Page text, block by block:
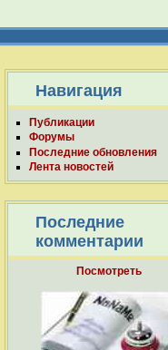
Навигация
Публикации
Форумы
Последние обновления
Лента новостей
Последние
комментарии
Посмотреть